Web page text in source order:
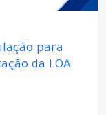
para
da LOA